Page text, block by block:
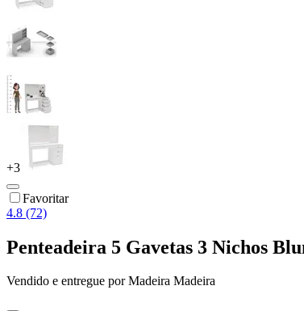
+3
Favoritar
4.8 (72)
Penteadeira 5 Gavetas 3 Nichos
Vendido e entregue por Madeira Madeira